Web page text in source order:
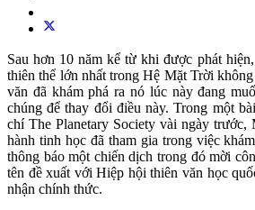
Sau hơn 10 năm kể từ khi được phát
thiên thể lớn nhất trong Hệ Mặt Trời
văn đã khám phá ra nó lúc này đang
chúng để thay đổi điều này. Trong một
chí The Planetary Society vài ngày trước,
hành tinh học đã tham gia trong việc
thông báo một chiến dịch trong đó mời
tên đề xuất với Hiệp hội thiên văn học
nhận chính thức.